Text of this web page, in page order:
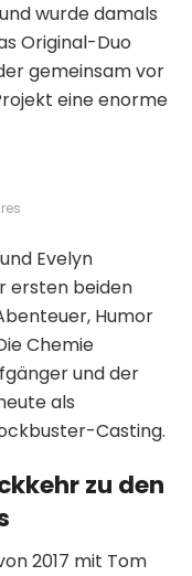
wurde damals
Original-Duo
gemeinsam vor
eine enorme
Evelyn
ersten beiden
Humor
Chemie
und der
als
Casting.
zu den
2017 mit Tom